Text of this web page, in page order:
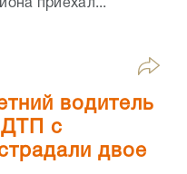
приехал...
водитель
ДТП с
двое